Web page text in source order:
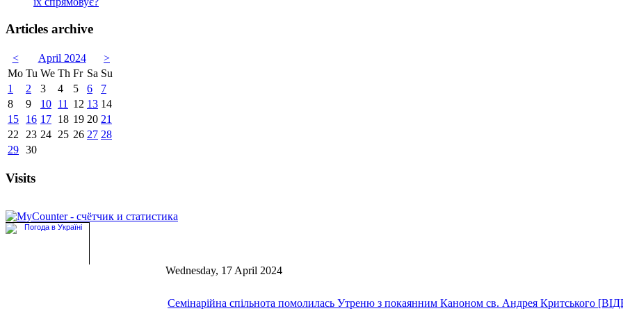
Articles archive
< April 2024
>
Mo Tu We Th Fr Sa Su
1
2 3 4 5 6
7
8
9 10 11 12 13 14
15
16 17 18 19 20 21
22
23 24 25 26 27 28
29 30
Visits
Wednesday, 17 April 2024
Семінарійна спільнота помолилась Утреню з покаянним Каноном св. Андрея Критського